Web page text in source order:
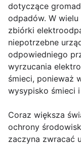
dotyczące
odpadów. W
zbiórki
niepotrzebne
odpowiedniego
wyrzucania
śmieci, ponieważ
wysypisko śmieci
Coraz większa
ochrony
zaczyna zwracać